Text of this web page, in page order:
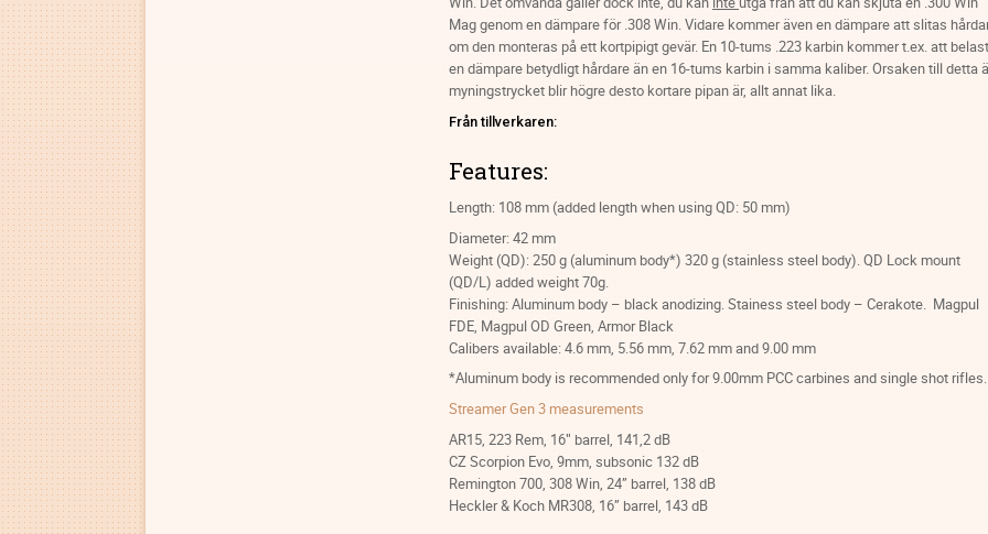
Mag genom en dämpare för .308 Win. Vidare kommer även en dämpare att slitas
om den monteras på ett kortpipigt gevär. En 10-tums .223 karbin kommer t.ex. att
en dämpare betydligt hårdare än en 16-tums karbin i samma kaliber. Orsaken till detta
myningstrycket blir högre desto kortare pipan är, allt annat lika.
Från tillverkaren:
Features:
Length: 108 mm (added length when using QD: 50 mm)
Diameter: 42 mm
Weight (QD): 250 g (aluminum body*) 320 g (stainless steel body). QD Lock mount
(QD/L) added weight 70g.
Finishing: Aluminum body – black anodizing. Stainess steel body – Cerakote. Magpul
FDE, Magpul OD Green, Armor Black
Calibers available: 4.6 mm, 5.56 mm, 7.62 mm and 9.00 mm
*Aluminum body is recommended only for 9.00mm PCC carbines and single shot rifles.
Streamer Gen 3 measurements
AR15, 223 Rem, 16″ barrel, 141,2 dB
CZ Scorpion Evo, 9mm, subsonic 132 dB
Remington 700, 308 Win, 24” barrel, 138 dB
Heckler & Koch MR308, 16” barrel, 143 dB